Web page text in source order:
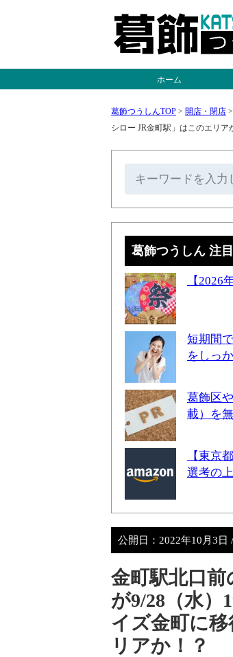
ホーム
葛飾つうしんTOP > 開店・閉店 >
シロー JR金町駅」はこのエリア
葛飾つうしん 注
【
短期間
をしっ
葛飾区
載）を
【東京
選考の
公開日： 2022年10月3日
金町駅北口前
が9/28（水）
イズ金町に
リアか！？